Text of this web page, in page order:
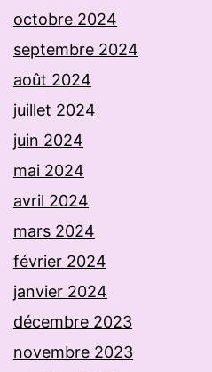
octobre 2024
septembre 2024
août 2024
juillet 2024
juin 2024
mai 2024
avril 2024
mars 2024
février 2024
janvier 2024
décembre 2023
novembre 2023